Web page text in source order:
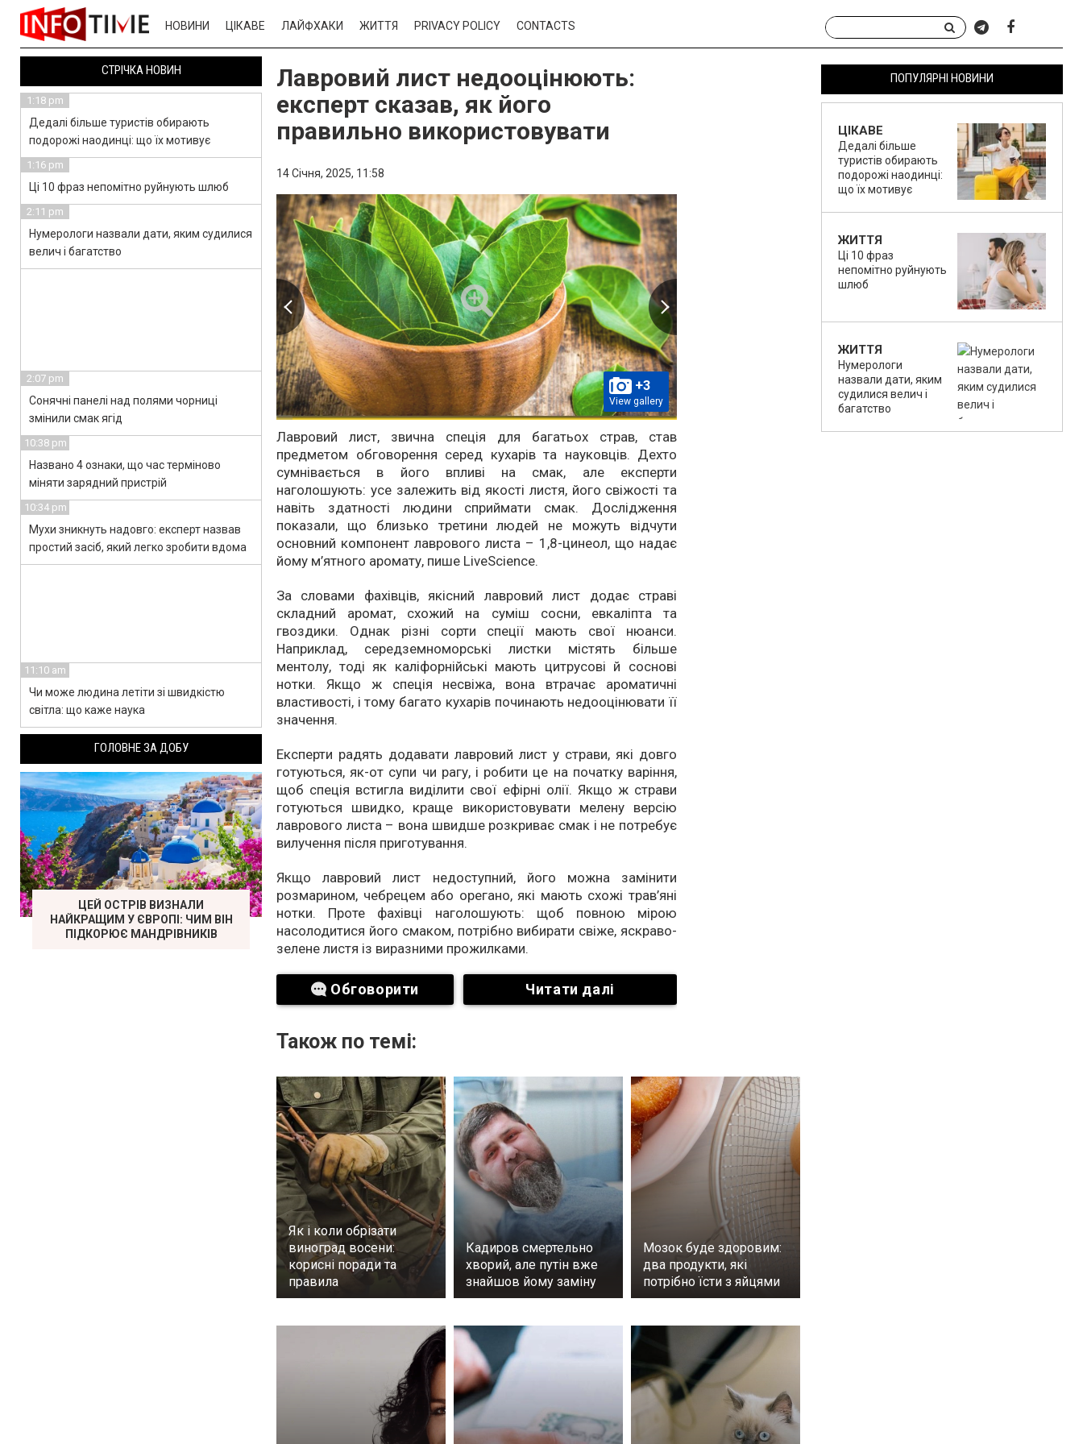
НОВИНИ ЦІКАВЕ ЛАЙФХАКИ ЖИТТЯ PRIVACY POLICY CONTACTS
Лавровий лист недооцінюють:
експерт сказав, як його
правильно використовувати
14 Січня, 2025, 11:58
+3
View gallery
Лавровий лист, звична спеція для багатьох страв, став
предметом обговорення серед кухарів та науковців. Дехто
сумнівається в його впливі на смак, але експерти
наголошують: усе залежить від якості листя, його свіжості та
навіть здатності людини сприймати смак. Дослідження
показали, що близько третини людей не можуть відчути
основний компонент лаврового листа – 1,8-цинеол, що надає
йому м’ятного аромату, пише LiveScience.
За словами фахівців, якісний лавровий лист додає страві
складний аромат, схожий на суміш сосни, евкаліпта та
гвоздики. Однак різні сорти спеції мають свої нюанси.
Наприклад, середземноморські листки містять більше
ментолу, тоді як каліфорнійські мають цитрусові й соснові
нотки. Якщо ж спеція несвіжа, вона втрачає ароматичні
властивості, і тому багато кухарів починають недооцінювати її
значення.
Експерти радять додавати лавровий лист у страви, які довго
готуються, як-от супи чи рагу, і робити це на початку варіння,
щоб спеція встигла виділити свої ефірні олії. Якщо ж страви
готуються швидко, краще використовувати мелену версію
лаврового листа – вона швидше розкриває смак і не потребує
вилучення після приготування.
Якщо лавровий лист недоступний, його можна замінити
розмарином, чебрецем або орегано, які мають схожі трав’яні
нотки. Проте фахівці наголошують: щоб повною мірою
насолодитися його смаком, потрібно вибирати свіже, яскраво-
зелене листя із виразними прожилками.
Обговорити Читати далі
Також по темі:
Як і коли обрізати
виноград восени:
корисні поради та
правила
Кадиров смертельно
хворий, але путін вже
знайшов йому заміну
Мозок буде здоровим:
два продукти, які
потрібно їсти з яйцями
ПОПУЛЯРНІ НОВИНИ
ЦІКАВЕ
Дедалі більше
туристів обирають
подорожі наодинці:
що їх мотивує
ЖИТТЯ
Ці 10 фраз
непомітно руйнують
шлюб
ЖИТТЯ
Нумерологи
назвали дати, яким
судилися велич і
багатство
СТРІЧКА НОВИН
1:18 pm
Дедалі більше туристів обирають
подорожі наодинці: що їх мотивує
1:16 pm
Ці 10 фраз непомітно руйнують шлюб
2:11 pm
Нумерологи назвали дати, яким судилися
велич і багатство
2:07 pm
Сонячні панелі над полями чорниці
змінили смак ягід
10:38 pm
Названо 4 ознаки, що час терміново
міняти зарядний пристрій
10:34 pm
Мухи зникнуть надовго: експерт назвав
простий засіб, який легко зробити вдома
11:10 am
Чи може людина летіти зі швидкістю
світла: що каже наука
ГОЛОВНЕ ЗА ДОБУ
ЦЕЙ ОСТРІВ ВИЗНАЛИ
НАЙКРАЩИМ У ЄВРОПІ: ЧИМ ВІН
ПІДКОРЮЄ МАНДРІВНИКІВ